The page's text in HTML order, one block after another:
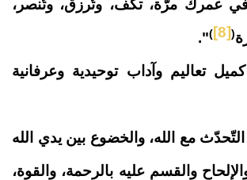
في عمرك مرّة، تكف، وتُرزق، وتُنصر،
(
[8]
)
".
تعاليم وآداب توحيدية وعرفانية
التّحدّث مع الله، والخضوع بين يدي الله
والقسم عليه بالرحمة، والقوة،